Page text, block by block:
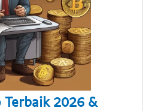
2026 &